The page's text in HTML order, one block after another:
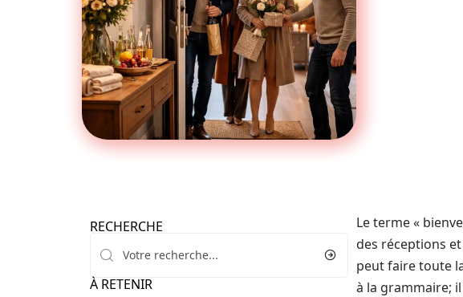
RECHERCHE
À RETENIR
Le terme «
des réceptions
peut faire toute
à la grammaire;